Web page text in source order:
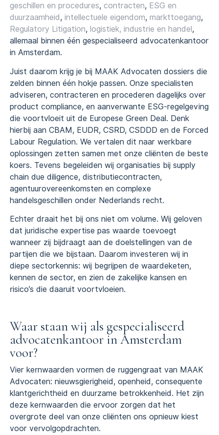
geschillen en procedures, contracten, ESG en
duurzaamheid , intellectuele eigendom, markttoegang,
Regulatory Litigation, logistiek, industrie en handel ,
allemaal binnen één gespecialiseerd advocatenkantoor
in Amsterdam.
Juist daarom krijg je bij MAAK Advocaten dossiers die
zelden binnen één hokje passen. Onze specialisten
adviseren, contracteren en procederen dagelijks over
product compliance, en aanverwante ESG-regelgeving
die voortvloeit uit de Europese Green Deal. Denk
hierbij aan CBAM, EUDR, CSRD, CSDDD en de Forced
Labour Regulation. We vertalen dit naar werkbare
oplossingen zetten samen met onze cliënten de beste
koers. Tevens begeleiden wij organisaties bij supply
chain due diligence, distributiecontracten,
agentuurovereenkomsten en complexe
handelsgeschillen onder Nederlands recht.
Echter draait het bij ons niet om volume. Wij geloven
dat juridische expertise pas waarde toevoegt
wanneer zij bijdraagt aan de doelstellingen van de
partijen die we bijstaan. Daarom investeren wij in
diepe sectorkennis: wij begrijpen de waardeketen,
kennen de sector, en zien de zakelijke kansen en
risico’s die daaruit voortvloeien.
Waar staan wij als gespecialiseerd
advocatenkantoor in Amsterdam
voor?
Vier kernwaarden vormen de ruggengraat van MAAK
Advocaten: nieuwsgierigheid, openheid, consequente
klantgerichtheid en duurzame betrokkenheid. Het zijn
deze kernwaarden die ervoor zorgen dat het
overgrote deel van onze cliënten ons opnieuw kiest
voor vervolgopdrachten.